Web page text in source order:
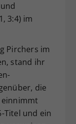
3:4) im
Pirchers im
stand ihr
die
einnimmt
Titel und ein